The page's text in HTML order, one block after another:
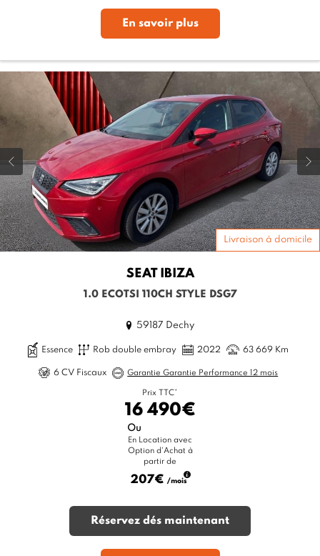
En savoir plus
Livraison à domicile
SEAT IBIZA
1.0 ECOTSI 110CH STYLE DSG7
59187 Dechy
Essence Rob double embray 2022 63 669 Km
6 CV Fiscaux Garantie Garantie Performance 12 mois
Prix TTC*
16 490€
Ou
En Location avec
Option d'Achat à
partir de
207€ /mois
Réservez dés maintenant